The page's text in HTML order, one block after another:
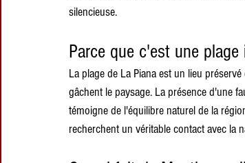
silencieuse.
Parce que c'est une plage
La plage de La Piana est un lieu
gâchent le paysage. La présence d'une
témoigne de l'équilibre naturel de la
recherchent un véritable contact avec la